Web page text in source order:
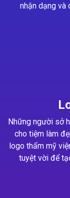
nhận dạng và
Những người sở
cho tiệm làm
logo thẩm mỹ
tuyệt vời để